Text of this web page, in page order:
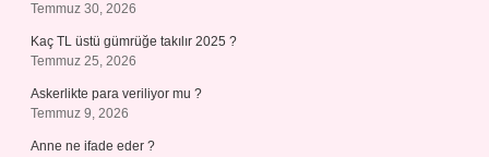
Temmuz 30, 2026
Kaç TL üstü gümrüğe takılır 2025 ?
Temmuz 25, 2026
Askerlikte para veriliyor mu ?
Temmuz 9, 2026
Anne ne ifade eder ?